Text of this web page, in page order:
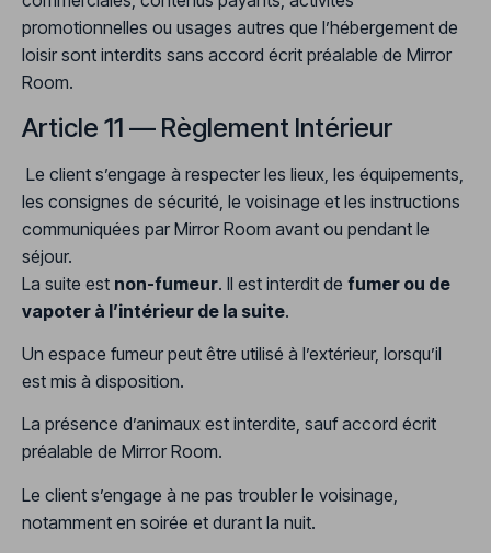
promotionnelles ou usages autres que l’hébergement de
loisir sont interdits sans accord écrit préalable de Mirror
Room.
Article 11 — Règlement Intérieur
Le client s’engage à respecter les lieux, les équipements,
les consignes de sécurité, le voisinage et les instructions
communiquées par Mirror Room avant ou pendant le
séjour.
La suite est non-fumeur. Il est interdit de fumer ou de
vapoter à l’intérieur de la suite.
Un espace fumeur peut être utilisé à l’extérieur, lorsqu’il
est mis à disposition.
La présence d’animaux est interdite, sauf accord écrit
préalable de Mirror Room.
Le client s’engage à ne pas troubler le voisinage,
notamment en soirée et durant la nuit.